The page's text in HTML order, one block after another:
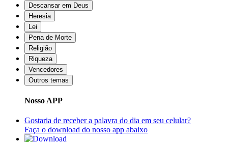
Descansar em Deus
Heresia
Lei
Pena de Morte
Religião
Riqueza
Vencedores
Outros temas
Nosso APP
Gostaria de receber a palavra do dia em seu celular?
Faça o download do nosso app abaixo